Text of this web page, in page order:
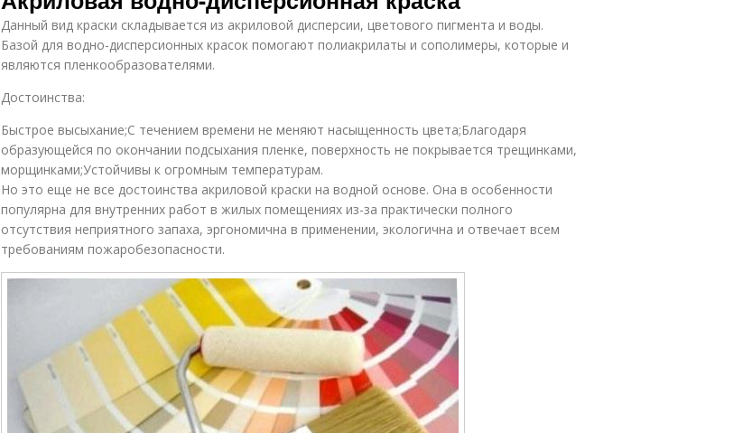
Данный вид краски складывается из акриловой дисперсии, цветового пигмента и воды.
Базой для водно-дисперсионных красок помогают полиакрилаты и сополимеры, которые и
являются пленкообразователями.
Достоинства:
Быстрое высыхание;С течением времени не меняют насыщенность цвета;Благодаря
образующейся по окончании подсыхания пленке, поверхность не покрывается трещинками,
морщинками;Устойчивы к огромным температурам.
Но это еще не все достоинства акриловой краски на водной основе. Она в особенности
популярна для внутренних работ в жилых помещениях из-за практически полного
отсутствия неприятного запаха, эргономична в применении, экологична и отвечает всем
требованиям пожаробезопасности.